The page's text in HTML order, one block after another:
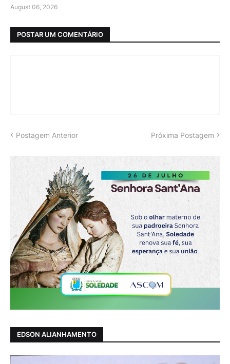
August 06, 2026
POSTAR UM COMENTÁRIO
Postagem Anterior Próxima Postagem
EDSON ALIANHAMENTO